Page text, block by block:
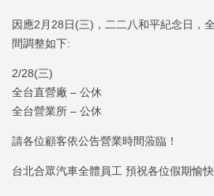
因應2月28日(三)，二二八和平紀念日，
間調整如下:
2/28(三)
全台直營廠 – 公休
全台營業所 – 公休
請各位顧客依公告營業時間蒞臨！
台北合眾汽車全體員工 預祝各位假期愉快